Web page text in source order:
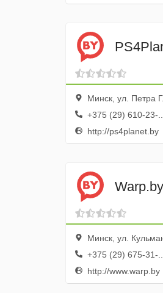
Минск, ул. Петра
+375 (29) 610-23-...
http://ps4planet.by
Warp.by
Минск, ул. Кульман, 9,
+375 (29) 675-31-...
http://www.warp.by